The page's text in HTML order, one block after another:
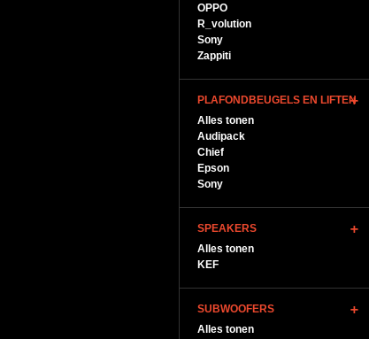
OPPO
R_volution
Sony
Zappiti
PLAFONDBEUGELS EN LIFTEN
Alles tonen
Audipack
Chief
Epson
Sony
SPEAKERS
Alles tonen
KEF
SUBWOOFERS
Alles tonen